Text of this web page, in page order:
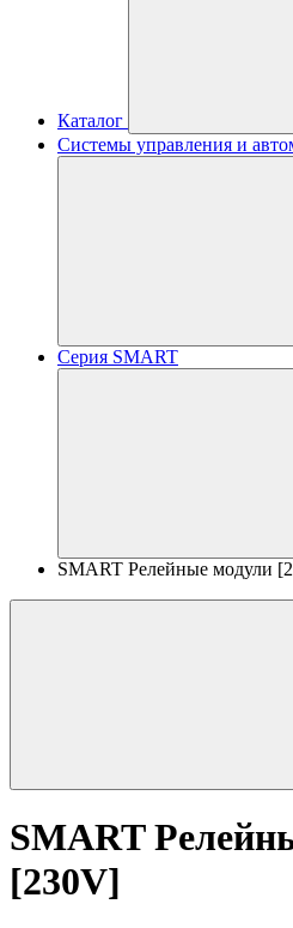
Каталог
Системы управления и
Серия SMART
SMART Релейные модули
SMART
[230V]